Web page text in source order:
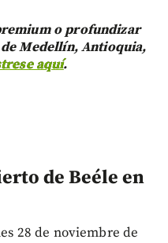
o profundizar
Medellín, Antioquia,
aquí.
de Beéle en
28 de noviembre de